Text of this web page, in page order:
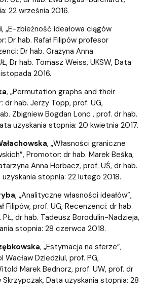
22 września 2016.
, „E-zbieżność ideałowa ciągów
Dr hab. Rafał Filipów profesor
Dr hab. Grażyna Anna
Dr hab. Tomasz Weiss, UKSW, Data
2016.
, „Permutation graphs and their
hab. Jerzy Topp, prof. UG,
Zbigniew Bogdan Lonc , prof. dr hab.
uzyskania stopnia: 20 kwietnia 2017.
, „Własności graniczne
Promotor: dr hab. Marek Beśka,
Anna Horbacz, prof. UŚ, dr hab.
uzyskania stopnia: 22 lutego 2018.
, „Analityczne własności ideałów”,
Filipów, prof. UG, Recenzenci: dr hab.
PŁ, dr hab. Tadeusz Borodulin-Nadzieja,
stopnia: 28 czerwca 2018.
, „Estymacja na sferze”,
Wacław Dziedziul, prof. PG,
Marek Bednorz, prof. UW, prof. dr
Skrzypczak, Data uzyskania stopnia: 28